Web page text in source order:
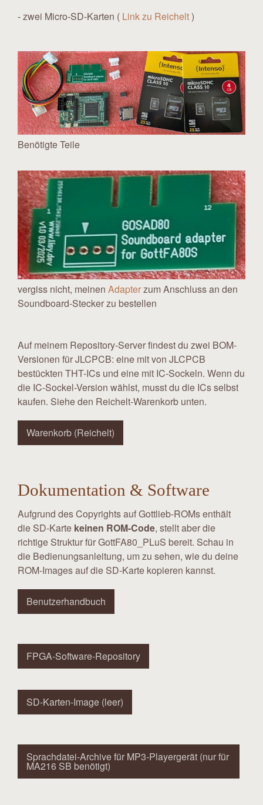
- zwei Micro-SD-Karten ( Link zu Reichelt)
Benötigte Teile
vergiss nicht, meinen Adapterzum Anschluss an den
Soundboard-Stecker zu bestellen
Auf meinem Repository-Server findest du zwei BOM-
Versionen für JLCPCB: eine mit von JLCPCB
bestückten THT-ICs und eine mit IC-Sockeln. Wenn du
die IC-Sockel-Version wählst, musst du die ICs selbst
kaufen. Siehe den Reichelt-Warenkorb unten.
Warenkorb (Reichelt)
Dokumentation & Software
Aufgrund des Copyrights auf Gottlieb-ROMs enthält
die SD-Karte keinen ROM-Code, stellt aber die
richtige Struktur für GottFA80_PLuS bereit. Schau in
die Bedienungsanleitung, um zu sehen, wie du deine
ROM-Images auf die SD-Karte kopieren kannst.
Benutzerhandbuch
FPGA-Software-Repository
SD-Karten-Image (leer)
Sprachdatei-Archive für MP3-Playergerät (nur für
MA216 SB benötigt)